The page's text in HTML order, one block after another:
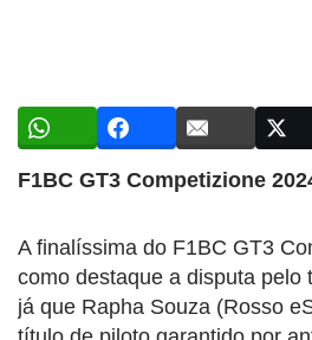
F1BC GT3 Competizione
A finalíssima do F1BC GT3
como destaque a disputa pelo
já que Rapha Souza (Rosso